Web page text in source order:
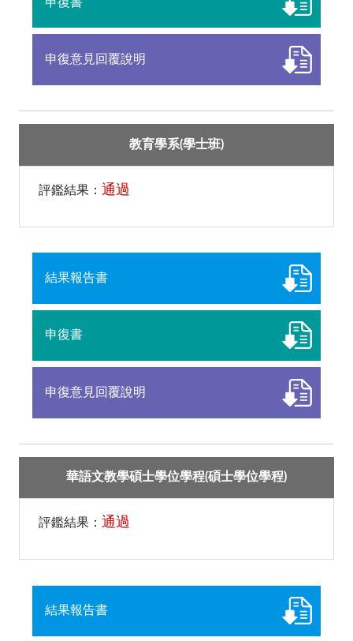
申復意見回覆說明
教育學系(學士班)
評鑑結果： 通過
結果報告書
申復書
申復意見回覆說明
華語文教學碩士學位學程(碩士學位學程)
評鑑結果： 通過
結果報告書